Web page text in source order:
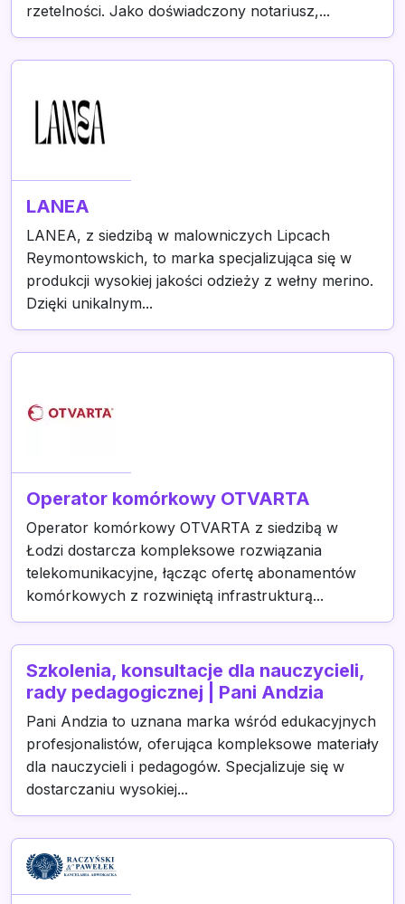
rzetelności. Jako doświadczony notariusz,...
LANEA
LANEA, z siedzibą w malowniczych Lipcach
Reymontowskich, to marka specjalizująca się w
produkcji wysokiej jakości odzieży z wełny merino.
Dzięki unikalnym...
Operator komórkowy OTVARTA
Operator komórkowy OTVARTA z siedzibą w
Łodzi dostarcza kompleksowe rozwiązania
telekomunikacyjne, łącząc ofertę abonamentów
komórkowych z rozwiniętą infrastrukturą...
Szkolenia, konsultacje dla nauczycieli,
rady pedagogicznej | Pani Andzia
Pani Andzia to uznana marka wśród edukacyjnych
profesjonalistów, oferująca kompleksowe materiały
dla nauczycieli i pedagogów. Specjalizuje się w
dostarczaniu wysokiej...